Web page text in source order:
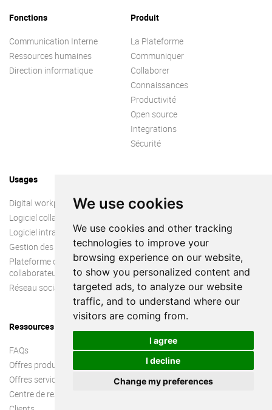
We use cookies
We use cookies and other tracking
technologies to improve your
browsing experience on our website,
to show you personalized content and
targeted ads, to analyze our website
traffic, and to understand where our
visitors are coming from.
I agree
I decline
Change my preferences
Fonctions
Communication Interne
Ressources humaines
Direction informatique
Produit
La Plateforme
Communiquer
Collaborer
Connaissances
Productivité
Open source
Integrations
Sécurité
Usages
Digital workplace
Logiciel collaboratif
Logiciel intranet
Gestion des connaissances
Plateforme d’engagement
collaborateur
Réseau social d’entreprise
Qu’est ce q’un intranet ?
Guide Digital Workplace
La collaboration
Le travail collaboratif
Engagement collaborateur
Espace numérique de travail
Ressources
FAQs
Offres produit
Offres services
Centre de ressources